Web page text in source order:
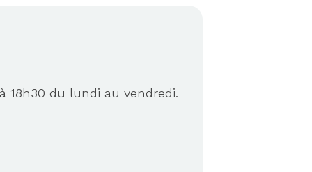
18h30 du lundi au vendredi.